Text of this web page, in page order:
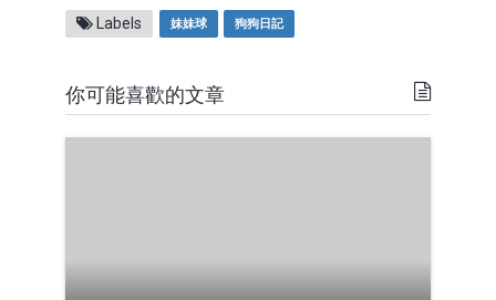
Labels 妹妹球 狗狗日記
你可能喜歡的文章